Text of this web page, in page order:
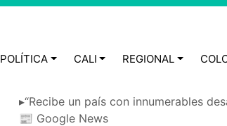
POLÍTICA CALI REGIONAL
▸“Recibe un país con innumerables
📰 Google News